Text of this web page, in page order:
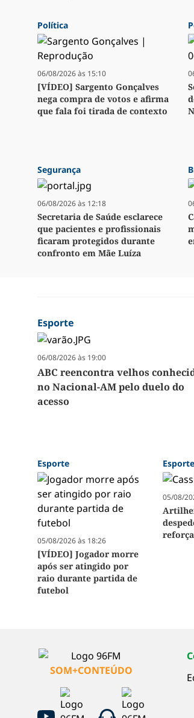
Política
06/08/2026 às 15:10
[VÍDEO] Sargento Gonçalves
nega compra de votos e afirma
que fala foi tirada de contexto
Segurança
06/08/2026 às 12:18
Secretaria de Saúde esclarece
que pacientes e profissionais
ficaram protegidos durante
confronto em Mãe Luíza
Esporte
06/08/2026 às 19:00
ABC reencontra velhos
no Nacional-AM pelo duelo do
acesso
Esporte
05/08/2026 às 18:26
[VÍDEO] Jogador morre
após ser atingido por
raio durante partida de
futebol
Esporte
05/08/
SOM+CONTEÚDO